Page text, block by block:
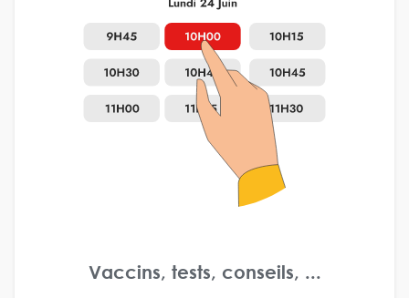
Vaccins, tests, conseils, ...